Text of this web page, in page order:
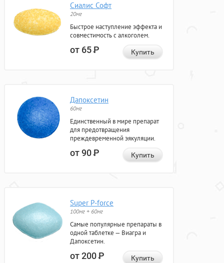
Сиалис Софт
20мг
Быстрое наступление эффекта и
совместимость с алкоголем.
от 65Р Купить
Дапоксетин
60мг
Единственный в мире препарат
для предотвращения
преждевременной эякуляции.
от 90Р Купить
Super P-force
100мг + 60мг
Самые популярные препараты в
одной таблетке — Виагра и
Дапоксетин.
от 200Р Купить